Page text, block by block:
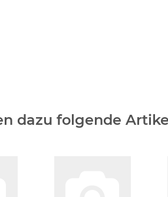
dazu folgende